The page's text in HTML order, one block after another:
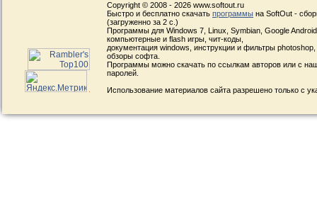
Copyright © 2008 - 2026 www.softout.ru
Быстро и бесплатно скачать программы на SoftOut -
(загруженно за 2 с.)
Программы для Windows 7, Linux, Symbian, Google
компьютерные и flash игры, чит-коды,
документация windows, инструкции и фильтры
обзоры софта.
Программы можно скачать по ссылкам авторов или с
паролей.
Использование материалов сайта разрешено только с